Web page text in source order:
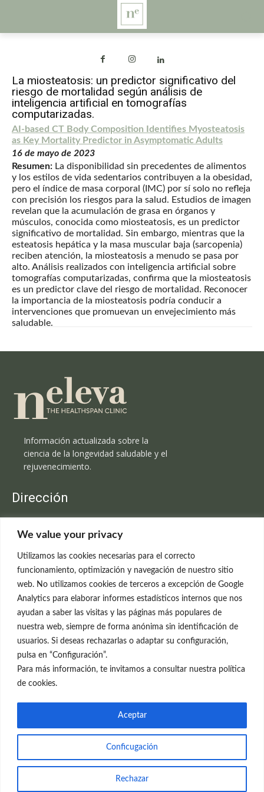
We value your privacy
Utilizamos las cookies necesarias para el correcto
funcionamiento, optimización y navegación de nuestro sitio
web. No utilizamos cookies de terceros a excepción de Google
Analytics para elaborar informes estadísticos internos que nos
ayudan a saber las visitas y las páginas más populares de
nuestra web, siempre de forma anónima sin identificación de
usuarios. Si deseas rechazarlas o adaptar su configuración,
pulsa en “Configuración”.
Para más información, te invitamos a consultar nuestra política
de cookies.
Conficugación
Rechazar
Aceptar
La miosteatosis: un predictor significativo del
riesgo de mortalidad según análisis de
inteligencia artificial en tomografías
computarizadas.
AI-based CT Body Composition Identifies Myosteatosis
as Key Mortality Predictor in Asymptomatic Adults
16 de mayo de 2023
Resumen: La disponibilidad sin precedentes de alimentos
y los estilos de vida sedentarios contribuyen a la obesidad,
pero el índice de masa corporal (IMC) por sí solo no refleja
con precisión los riesgos para la salud. Estudios de imagen
revelan que la acumulación de grasa en órganos y
músculos, conocida como miosteatosis, es un predictor
significativo de mortalidad. Sin embargo, mientras que la
esteatosis hepática y la masa muscular baja (sarcopenia)
reciben atención, la miosteatosis a menudo se pasa por
alto. Análisis realizados con inteligencia artificial sobre
tomografías computarizadas, confirma que la miosteatosis
es un predictor clave del riesgo de mortalidad. Reconocer
la importancia de la miosteatosis podría conducir a
intervenciones que promuevan un envejecimiento más
saludable.
Información actualizada sobre la
ciencia de la longevidad saludable y el
rejuvenecimiento.
Dirección
C/Claudio Coello, 19 - 1º
699 595 619
rejuvenecimiento@clinicaneleva.com
Información Legal
Política de Privacidad
Política de Cookies
© el Radar del Rejuvenecimiento